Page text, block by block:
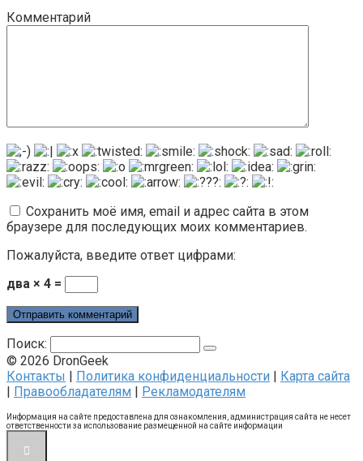
Комментарий
Сохранить моё имя, email и адрес сайта в этом
браузере для последующих моих комментариев.
Пожалуйста, введите ответ цифрами:
два × 4 =
Поиск:
© 2026 DronGeek
Контакты | Политика конфиденциальности | Карта сайта
| Правообладателям | Рекламодателям
Информация на сайте предоставлена для ознакомления, администрация сайта не несет
ответственности за использование размещенной на сайте информации